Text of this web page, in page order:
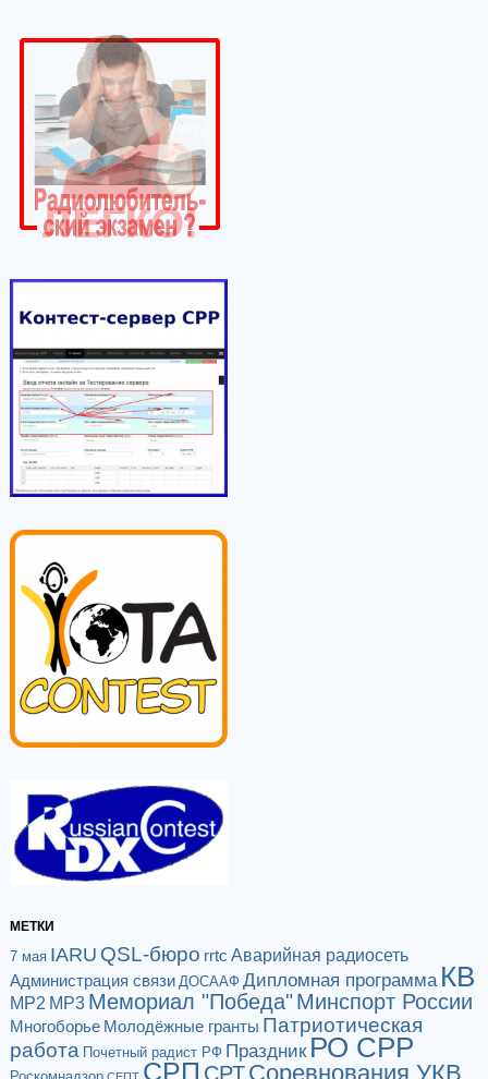
МЕТКИ
7 мая IARU QSL-бюро rrtc Аварийная радиосеть
Администрация связи ДОСААФ Дипломная программа КВ
МР2 МР3 Мемориал "Победа"Минспорт России
Многоборье Молодёжные гранты Патриотическая
работа Почетный радист РФ Праздник РО СРР
СРП СРТСоревнования УКВ